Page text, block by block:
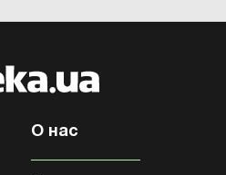
О нас